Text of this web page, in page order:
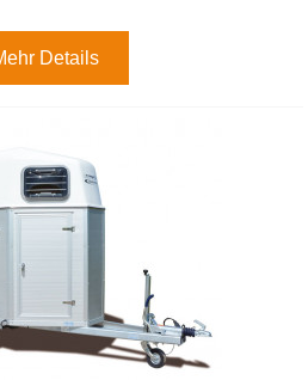
Details